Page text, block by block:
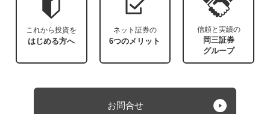
これから投資を
はじめる方へ
ネット証券の
6つのメリット
信頼と実績の
岡三証券
グループ
お問合せ